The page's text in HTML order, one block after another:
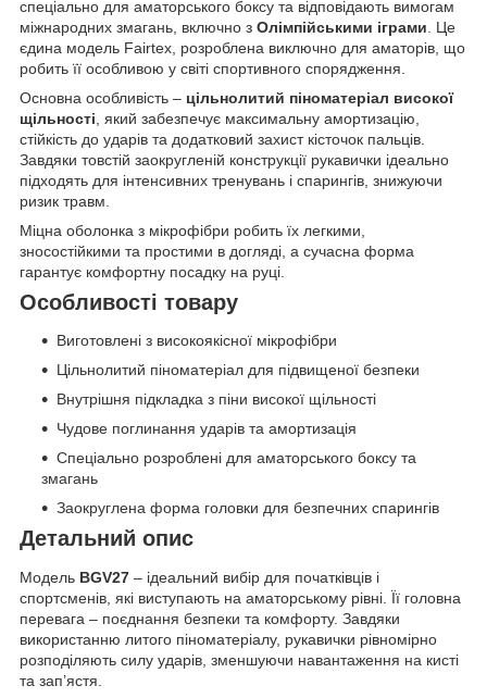
спеціально для аматорського боксу та відповідають вимогам
міжнародних змагань, включно з Олімпійськими іграми . Це
єдина модель Fairtex, розроблена виключно для аматорів, що
робить її особливою у світі спортивного спорядження.
Основна особливість – цільнолитий піноматеріал високої
щільності , який забезпечує максимальну амортизацію,
стійкість до ударів та додатковий захист кісточок пальців.
Завдяки товстій заокругленій конструкції рукавички ідеально
підходять для інтенсивних тренувань і спарингів, знижуючи
ризик травм.
Міцна оболонка з мікрофібри робить їх легкими,
зносостійкими та простими в догляді, а сучасна форма
гарантує комфортну посадку на руці.
Особливості товару
Виготовлені з високоякісної мікрофібри
Цільнолитий піноматеріал для підвищеної безпеки
Внутрішня підкладка з піни високої щільності
Чудове поглинання ударів та амортизація
Спеціально розроблені для аматорського боксу та
змагань
Заокруглена форма головки для безпечних спарингів
Детальний опис
Модель BGV27 – ідеальний вибір для початківців і
спортсменів, які виступають на аматорському рівні. Її головна
перевага – поєднання безпеки та комфорту. Завдяки
використанню литого піноматеріалу, рукавички рівномірно
розподіляють силу ударів, зменшуючи навантаження на кисті
та зап’ястя.